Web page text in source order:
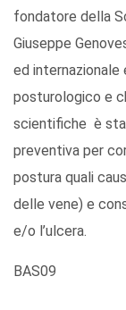
fondatore della
Giuseppe
ed
posturologico e
scientifiche è
preventiva per
postura quali
delle vene) e
e/o l’ulcera.
BAS09